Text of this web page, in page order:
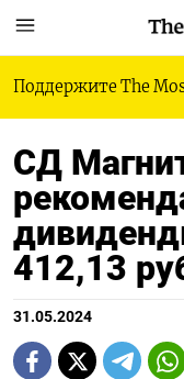
Поддержите The
СД
412,13
31.05.2024